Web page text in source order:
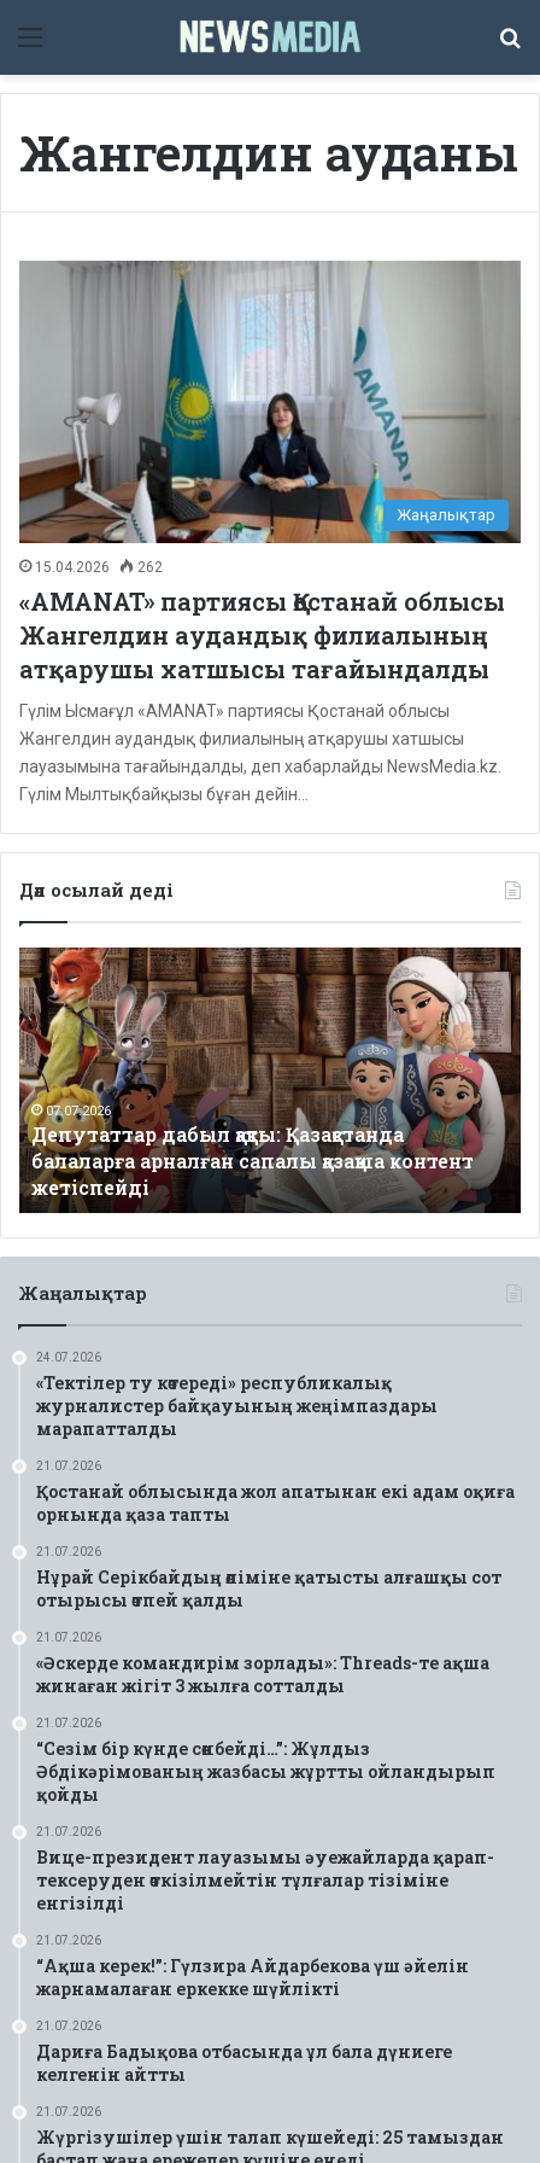
Мәзір
Жангелдин ауданы
Жаңалықтар
15.04.2026 262
«AMANAT» партиясы Қостанай облысы
Жангелдин аудандық филиалының
атқарушы хатшысы тағайындалды
Гүлім Ысмағұл «AMANAT» партиясы Қостанай облысы
Жангелдин аудандық филиалының атқарушы хатшысы
лауазымына тағайындалды, деп хабарлайды NewsMedia.kz.
Гүлім Мылтықбайқызы бұған дейін…
Дәл осылай деді
Депутаттар
дабыл
қақты:
Қазақстанда
балаларға
арналған
сапалы
қазақша
контент
жетіспейді
07.07.2026
Депутаттар дабыл қақты: Қазақстанда
балаларға арналған сапалы қазақша контент
жетіспейді
Жаңалықтар
24.07.2026
«Тектілер ту көтереді» республикалық
журналистер байқауының жеңімпаздары
марапатталды
21.07.2026
Қостанай облысында жол апатынан екі адам оқиға
орнында қаза тапты
21.07.2026
Нұрай Серікбайдың өліміне қатысты алғашқы сот
отырысы өтпей қалды
21.07.2026
«Әскерде командирім зорлады»: Threads-те ақша
жинаған жігіт 3 жылға сотталды
21.07.2026
“Сезім бір күнде сөнбейді…”: Жұлдыз
Әбдікәрімованың жазбасы жұртты ойландырып
қойды
21.07.2026
Вице-президент лауазымы әуежайларда қарап-
тексеруден өткізілмейтін тұлғалар тізіміне
енгізілді
21.07.2026
“Ақша керек!”: Гүлзира Айдарбекова үш әйелін
жарнамалаған еркекке шүйлікті
21.07.2026
Дариға Бадықова отбасында ұл бала дүниеге
келгенін айтты
21.07.2026
Жүргізушілер үшін талап күшейеді: 25 тамыздан